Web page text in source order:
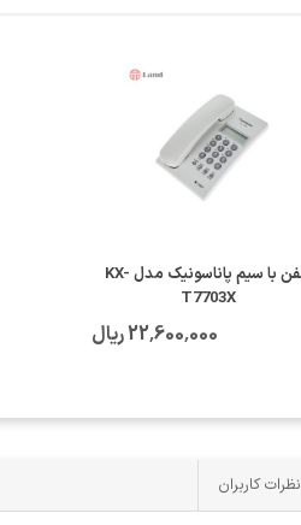
تلفن با سیم پاناسونیک مدل KX-
T7703X
22٬600٬000 ریال
نظرات کاربران